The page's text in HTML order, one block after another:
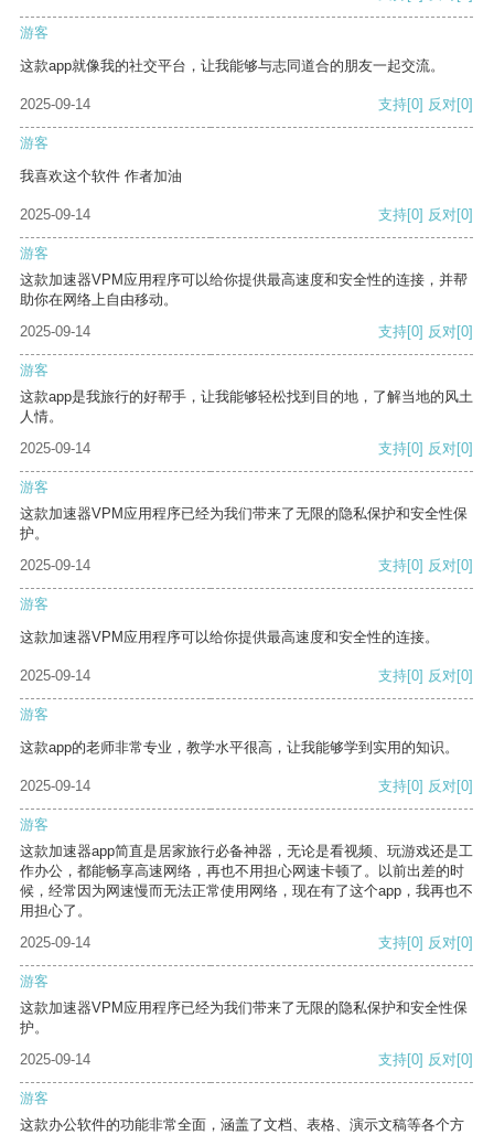
游客
这款app就像我的社交平台，让我能够与志同道合的朋友一起交流。
2025-09-14 支持[0] 反对[0]
游客
我喜欢这个软件 作者加油
2025-09-14 支持[0] 反对[0]
游客
这款加速器VPM应用程序可以给你提供最高速度和安全性的连接，并帮
助你在网络上自由移动。
2025-09-14
支持[0] 反对[0]
游客
这款app是我旅行的好帮手，让我能够轻松找到目的地，了解当地的风土
人情。
2025-09-14
支持[0] 反对[0]
游客
这款加速器VPM应用程序已经为我们带来了无限的隐私保护和安全性保
护。
2025-09-14
支持[0] 反对[0]
游客
这款加速器VPM应用程序可以给你提供最高速度和安全性的连接。
2025-09-14 支持[0] 反对[0]
游客
这款app的老师非常专业，教学水平很高，让我能够学到实用的知识。
2025-09-14 支持[0] 反对[0]
游客
这款加速器app简直是居家旅行必备神器，无论是看视频、玩游戏还是工
作办公，都能畅享高速网络，再也不用担心网速卡顿了。以前出差的时
候，经常因为网速慢而无法正常使用网络，现在有了这个app，我再也不
用担心了。
2025-09-14
支持[0] 反对[0]
游客
这款加速器VPM应用程序已经为我们带来了无限的隐私保护和安全性保
护。
2025-09-14
支持[0] 反对[0]
游客
这款办公软件的功能非常全面，涵盖了文档、表格、演示文稿等各个方